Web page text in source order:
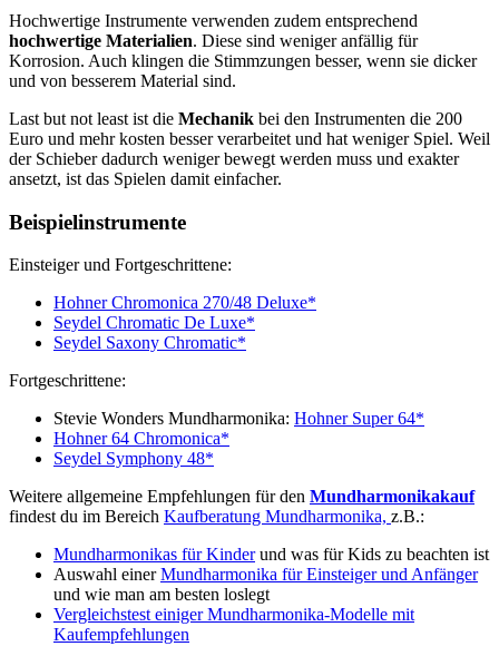
Hochwertige Instrumente verwenden zudem entsprechend
hochwertige Materialien. Diese sind weniger anfällig für
Korrosion. Auch klingen die Stimmzungen besser, wenn sie dicker
und von besserem Material sind.
Last but not least ist die Mechanik bei den Instrumenten die 200
Euro und mehr kosten besser verarbeitet und hat weniger Spiel. Weil
der Schieber dadurch weniger bewegt werden muss und exakter
ansetzt, ist das Spielen damit einfacher.
Beispielinstrumente
Einsteiger und Fortgeschrittene:
Hohner Chromonica 270/48 Deluxe*
Seydel Chromatic De Luxe*
Seydel Saxony Chromatic*
Fortgeschrittene:
Stevie Wonders Mundharmonika: Hohner Super 64*
Hohner 64 Chromonica*
Seydel Symphony 48*
Weitere allgemeine Empfehlungen für den Mundharmonikakauf
findest du im Bereich Kaufberatung Mundharmonika, z.B.:
Mundharmonikas für Kinderund was für Kids zu beachten ist
Auswahl einerMundharmonika für Einsteiger und Anfänger
und wie man am besten loslegt
Vergleichstest einiger Mundharmonika-Modelle mit
Kaufempfehlungen